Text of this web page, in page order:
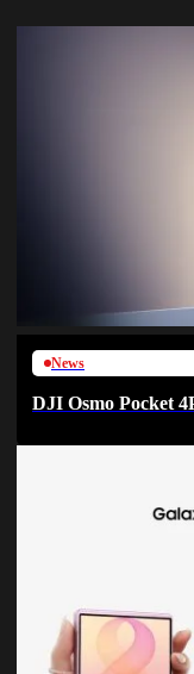
News
DJI Osmo Pocket